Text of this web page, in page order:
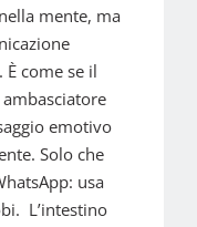
mente, ma
come se il
emotivo
Solo che
usa
L’intestino